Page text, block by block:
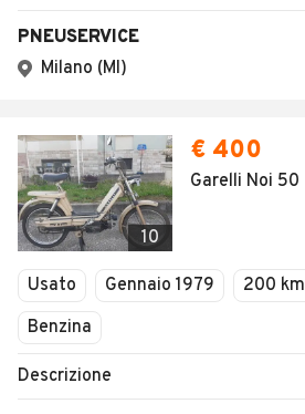
PNEUSERVICE
Milano (MI)
10
€ 400
Garelli Noi 50
Usato Gennaio 1979 200 km
Benzina
Descrizione